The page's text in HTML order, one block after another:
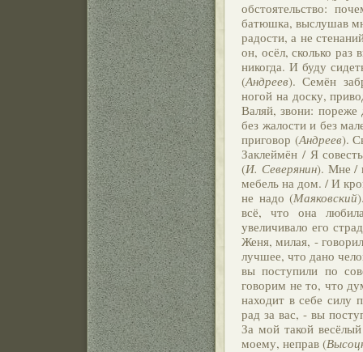
обстоятельство:
батюшка, выслушав
радости, а не
он, осёл, сколько
никогда. И буду
(Андреев). Семён
ногой на доску,
Валяй, звони: пореже
без жалости и без
приговор (Андреев).
Заклеймён / Я
(И. Северянин). Мне /
мебель на дом. / И
не надо (Маяковский
всё, что она
увеличивало его
Женя, милая, -
лучшее, что дано
вы поступили по
говорим не то, что
находит в себе силу
рад за вас, - вы
За мой такой
моему, неправ (